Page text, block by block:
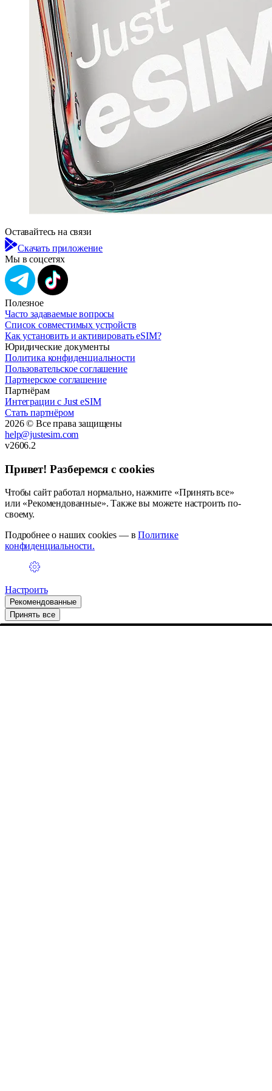
Оставайтесь на связи
Скачать приложение
Мы в соцсетях
Полезное
Часто задаваемые вопросы
Список совместимых устройств
Как установить и активировать eSIM?
Юридические документы
Политика конфиденциальности
Пользовательское соглашение
Партнерское соглашение
Партнёрам
Интеграции с Just eSIM
Стать партнёром
2026 © Все права защищены
help@justesim.com
v2606.2
Привет! Разберемся с cookies
Чтобы сайт работал нормально, нажмите «Принять все»
или «Рекомендованные». Также вы можете настроить по-
своему.
Подробнее о наших cookies — вПолитике
конфиденциальности.
Настроить
Рекомендованные
Принять все